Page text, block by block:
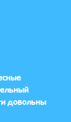
довольны